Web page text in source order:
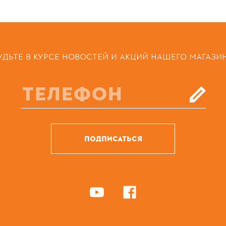
В КУРСЕ НОВОСТЕЙ И АКЦИЙ НАШЕГО
ПОДПИСАТЬСЯ